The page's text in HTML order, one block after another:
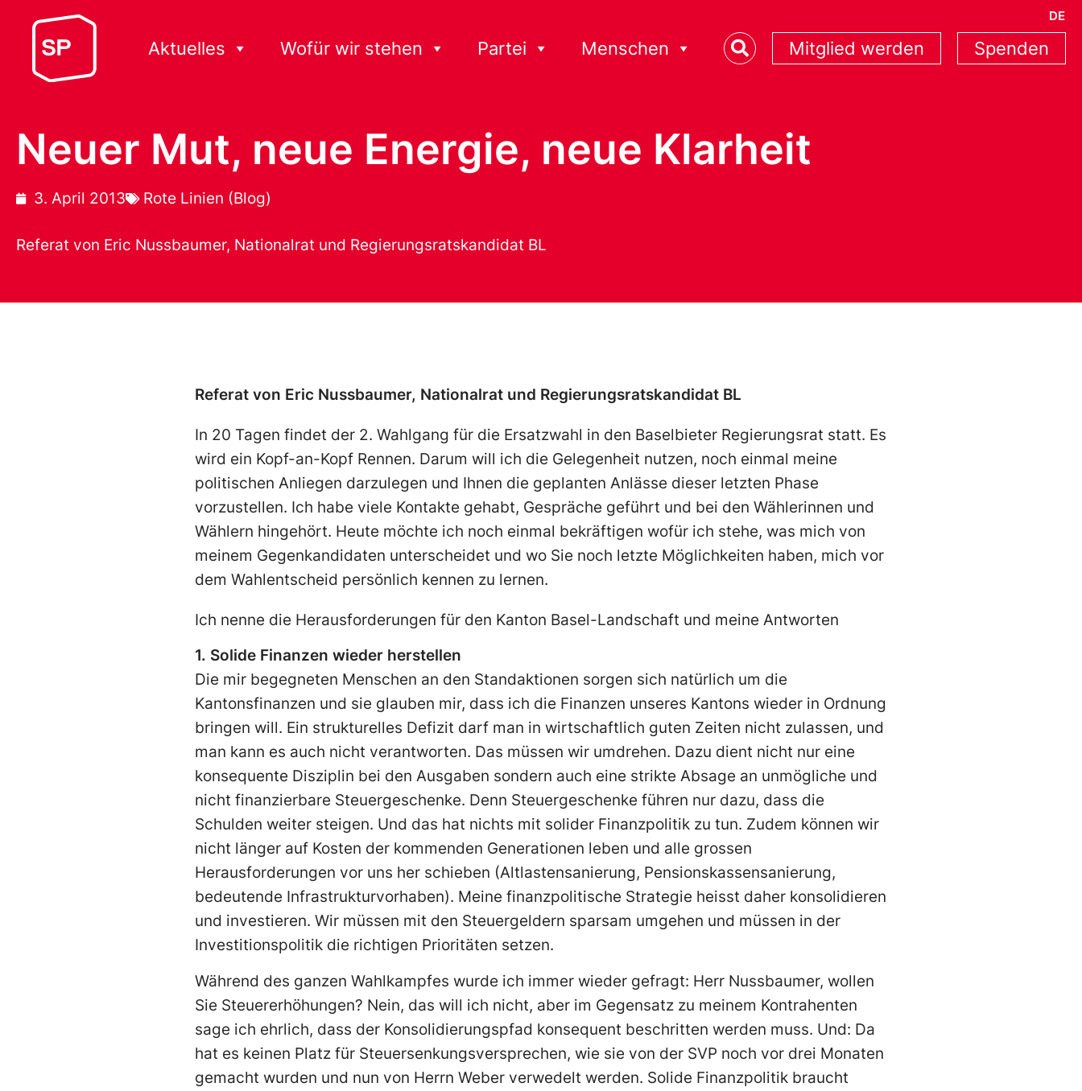
DE
Aktuelles Wofür wir stehen Partei Menschen Mitglied werden Spenden
Neuer Mut, neue Energie, neue Klarheit
3. April 2013 Rote Linien (Blog)
Referat von Eric Nussbaumer, Nationalrat und Regierungsratskandidat BL
Referat von Eric Nussbaumer, Nationalrat und Regierungsratskandidat BL
In 20 Tagen findet der 2. Wahlgang für die Ersatzwahl in den Baselbieter Regierungsrat statt. Es
wird ein Kopf-an-Kopf Rennen. Darum will ich die Gelegenheit nutzen, noch einmal meine
politischen Anliegen darzulegen und Ihnen die geplanten Anlässe dieser letzten Phase
vorzustellen. Ich habe viele Kontakte gehabt, Gespräche geführt und bei den Wählerinnen und
Wählern hingehört. Heute möchte ich noch einmal bekräftigen wofür ich stehe, was mich von
meinem Gegenkandidaten unterscheidet und wo Sie noch letzte Möglichkeiten haben, mich vor
dem Wahlentscheid persönlich kennen zu lernen.
Ich nenne die Herausforderungen für den Kanton Basel-Landschaft und meine Antworten
1. Solide Finanzen wieder herstellen
Die mir begegneten Menschen an den Standaktionen sorgen sich natürlich um die
Kantonsfinanzen und sie glauben mir, dass ich die Finanzen unseres Kantons wieder in Ordnung
bringen will. Ein strukturelles Defizit darf man in wirtschaftlich guten Zeiten nicht zulassen, und
man kann es auch nicht verantworten. Das müssen wir umdrehen. Dazu dient nicht nur eine
konse­quente Disziplin bei den Ausgaben sondern auch eine strikte Absage an unmögliche und
nicht finanzierbare Steuergeschenke. Denn Steuergeschenke führen nur dazu, dass die
Schulden weiter steigen. Und das hat nichts mit solider Finanzpolitik zu tun. Zudem können wir
nicht länger auf Kosten der kommenden Generationen leben und alle grossen
Herausforderungen vor uns her schieben (Altlasten­sanierung, Pensionskassensanierung,
bedeutende Infrastruk­turvorhaben). Meine finanzpolitische Strategie heisst daher konsolidieren
und investieren. Wir müssen mit den Steuergeldern sparsam umgehen und müssen in der
Investitionspolitik die richtigen Prioritäten setzen.
Während des ganzen Wahlkampfes wurde ich immer wieder gefragt: Herr Nussbaumer, wollen
Sie Steuererhöhun­gen? Nein, das will ich nicht, aber im Gegensatz zu meinem Kontrahenten
sage ich ehrlich, dass der Konsolidierungspfad konsequent beschritten werden muss. Und: Da
hat es keinen Platz für Steuersenkungsversprechen, wie sie von der SVP noch vor drei Monaten
gemacht wurden und nun von Herrn Weber verwedelt werden. Solide Finanzpolitik braucht